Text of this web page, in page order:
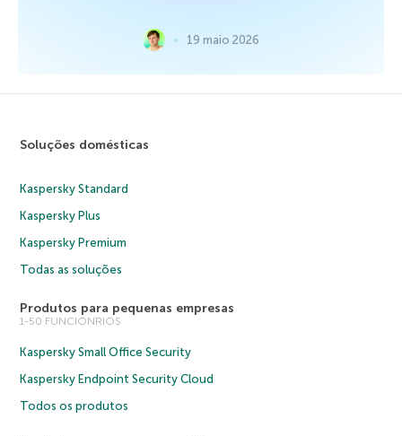
19 maio 2026
Soluções domésticas
Kaspersky Standard
Kaspersky Plus
Kaspersky Premium
Todas as soluções
Produtos para pequenas empresas
1-50 FUNCIONRIOS
Kaspersky Small Office Security
Kaspersky Endpoint Security Cloud
Todos os produtos